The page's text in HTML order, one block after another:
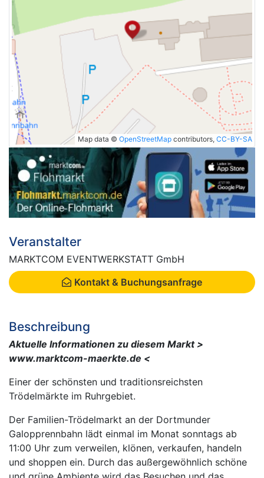
Map data © OpenStreetMap contributors, CC-BY-SA
Veranstalter
MARKTCOM EVENTWERKSTATT GmbH
Kontakt & Buchungsanfrage
Beschreibung
Aktuelle Informationen zu diesem Markt >
www.marktcom-maerkte.de <
Einer der schönsten und traditionsreichsten
Trödelmärkte im Ruhrgebiet.
Der Familien-Trödelmarkt an der Dortmunder
Galopprennbahn lädt einmal im Monat sonntags ab
11:00 Uhr zum verweilen, klönen, verkaufen, handeln
und shoppen ein. Durch das außergewöhnlich schöne